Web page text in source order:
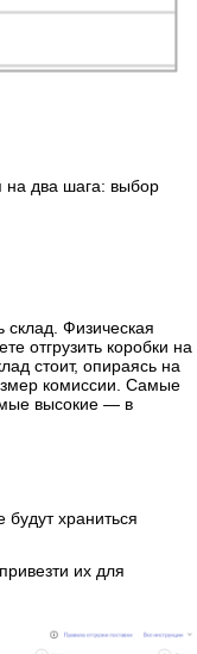
на два шага: выбор
Физическая
отгрузить коробки на
стоит, опираясь на
комиссии. Самые
высокие — в
будут храниться
их для